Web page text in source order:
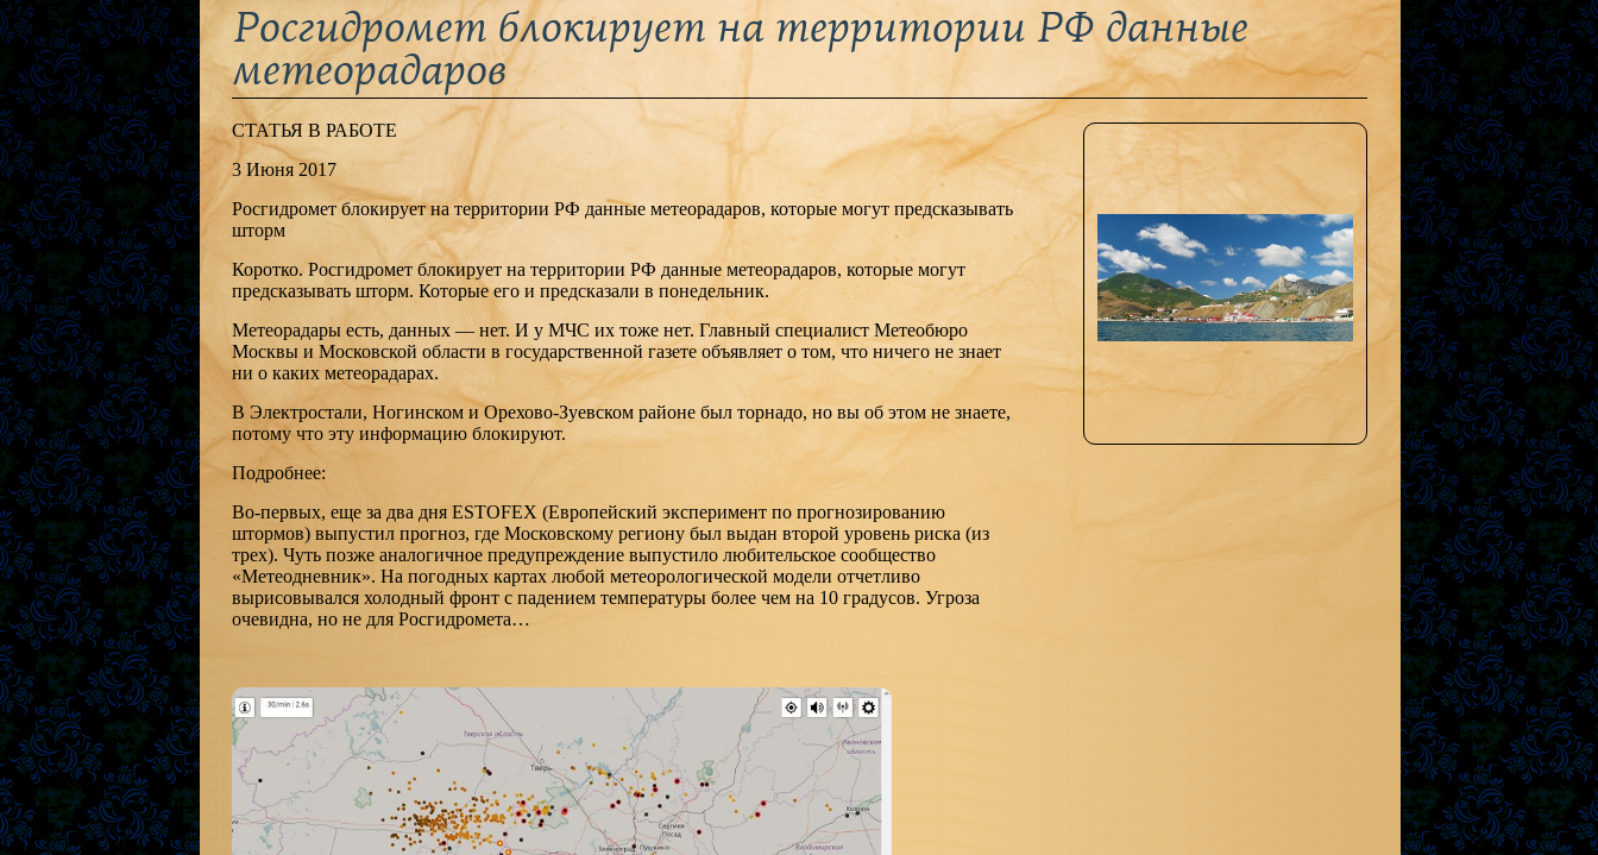
Росгидромет блокирует на территории РФ данные
метеорадаров
СТАТЬЯ В РАБОТЕ
3 Июня 2017
Росгидромет блокирует на территории РФ данные метеорадаров, которые могут предсказывать
шторм
Коротко. Росгидромет блокирует на территории РФ данные метеорадаров, которые могут
предсказывать шторм. Которые его и предсказали в понедельник.
Метеорадары есть, данных — нет. И у МЧС их тоже нет. Главный специалист Метеобюро
Москвы и Московской области в государственной газете объявляет о том, что ничего не знает
ни о каких метеорадарах.
В Электростали, Ногинском и Орехово-Зуевском районе был торнадо, но вы об этом не знаете,
потому что эту информацию блокируют.
Подробнее:
Во-первых, еще за два дня ESTOFEX (Европейский эксперимент по прогнозированию
штормов) выпустил прогноз, где Московскому региону был выдан второй уровень риска (из
трех). Чуть позже аналогичное предупреждение выпустило любительское сообщество
«Метеодневник». На погодных картах любой метеорологической модели отчетливо
вырисовывался холодный фронт с падением температуры более чем на 10 градусов. Угроза
очевидна, но не для Росгидромета…